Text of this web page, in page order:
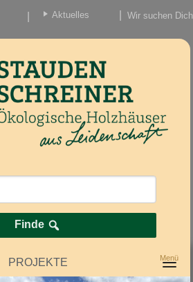
Aktuelles
Nachrichten/Einzug
Wir suchen
Finde
PROJEKTE